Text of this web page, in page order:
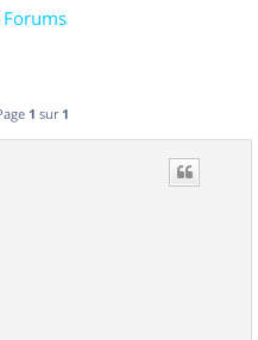
1 sur 1